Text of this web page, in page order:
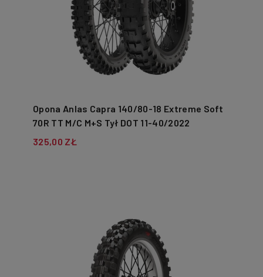
Opona Anlas Capra 140/80-18 Extreme Soft
70R TT M/C M+S Tył DOT 11-40/2022
325,00 ZŁ